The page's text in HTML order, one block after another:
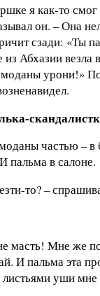
я как-то
он. – Она
сзади: «Ты
Абхазии везла
урони!»
частью – в
пальма в салоне.
то? –
масть! Мне же
И пальма эта
листьями уши